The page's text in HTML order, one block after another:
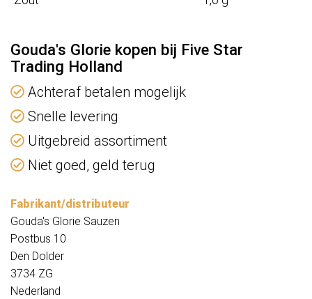
Gouda's Glorie kopen bij Five Star
Trading Holland
Achteraf betalen mogelijk
Snelle levering
Uitgebreid assortiment
Niet goed, geld terug
Fabrikant/distributeur
Gouda's Glorie Sauzen
Postbus 10
Den Dolder
3734 ZG
Nederland